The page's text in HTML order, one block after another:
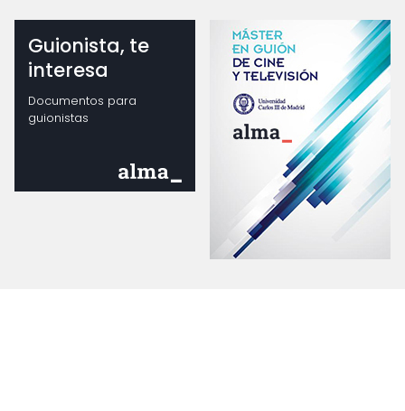
Guionista, te
interesa
Documentos para
guionistas